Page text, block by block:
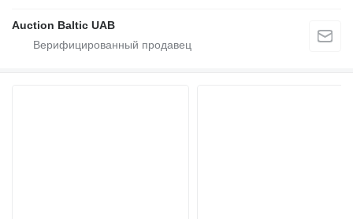
Auction Baltic UAB